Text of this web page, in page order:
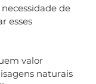
de
esses
valor
naturais